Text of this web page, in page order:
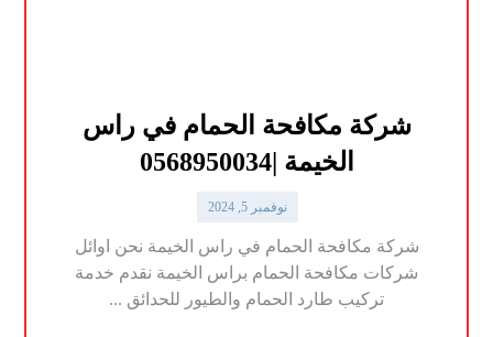
شركة مكافحة الحمام في راس
الخيمة |0568950034
نوفمبر 5, 2024
شركة مكافحة الحمام في راس الخيمة نحن اوائل
شركات مكافحة الحمام براس الخيمة نقدم خدمة
تركيب طارد الحمام والطيور للحدائق ...